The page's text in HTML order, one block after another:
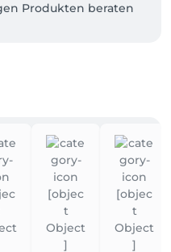
Produkten beraten